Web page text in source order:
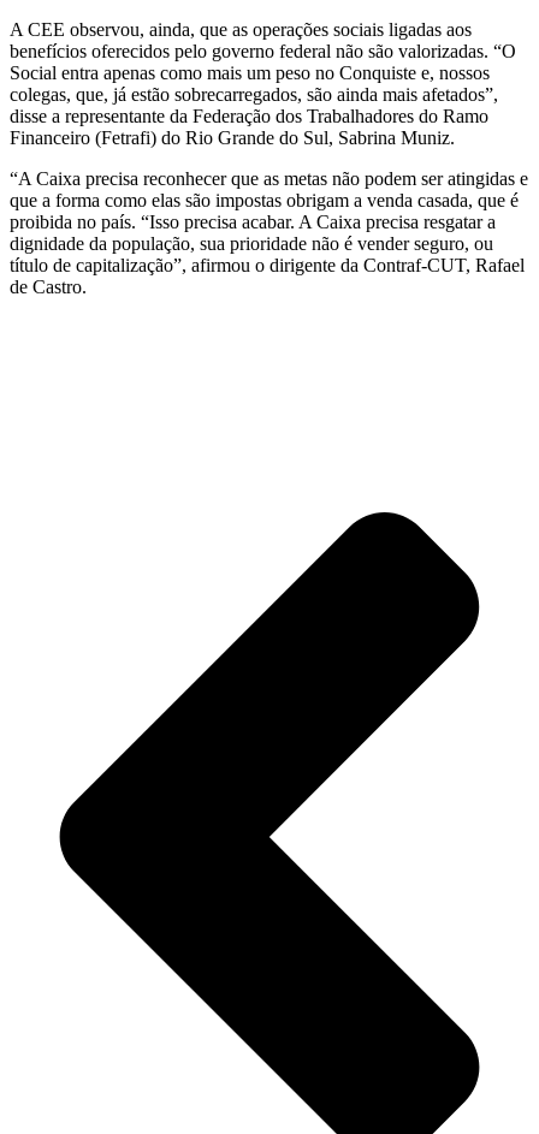
A CEE observou, ainda, que as operações sociais ligadas aos
benefícios oferecidos pelo governo federal não são valorizadas. “O
Social entra apenas como mais um peso no Conquiste e, nossos
colegas, que, já estão sobrecarregados, são ainda mais afetados”,
disse a representante da Federação dos Trabalhadores do Ramo
Financeiro (Fetrafi) do Rio Grande do Sul, Sabrina Muniz.
“A Caixa precisa reconhecer que as metas não podem ser atingidas e
que a forma como elas são impostas obrigam a venda casada, que é
proibida no país. “Isso precisa acabar. A Caixa precisa resgatar a
dignidade da população, sua prioridade não é vender seguro, ou
título de capitalização”, afirmou o dirigente da Contraf-CUT, Rafael
de Castro.